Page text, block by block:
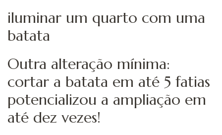
iluminar um quarto com uma
batata
Outra alteração mínima:
cortar a batata em até 5 fatias
potencializou a ampliação em
até dez vezes!